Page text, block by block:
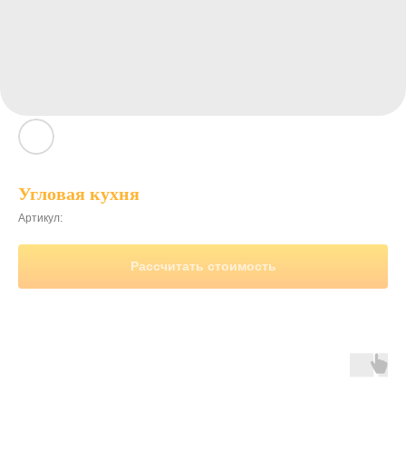
Угловая кухня
Артикул:
Рассчитать стоимость